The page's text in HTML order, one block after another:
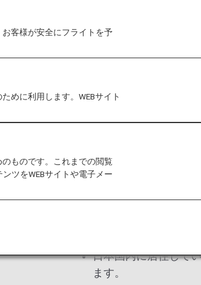
スーパーフ
ANAグループ運航便
日本国内に居住して
ます。
客様が安全にフライトを予
めに利用します。WEBサイト
ものです。これまでの閲覧
ツをWEBサイトや電子メー